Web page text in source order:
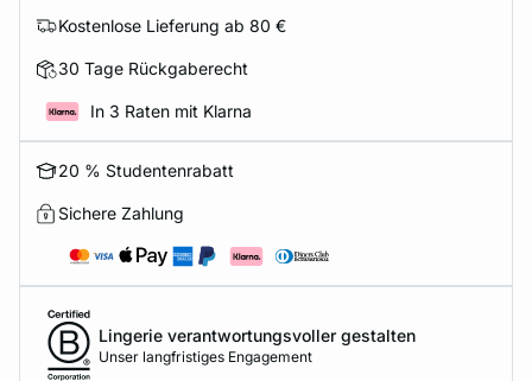
Kostenlose Lieferung ab 80 €
30 Tage Rückgaberecht
In 3 Raten mit Klarna
20 % Studentenrabatt
Sichere Zahlung
Lingerie verantwortungsvoller gestalten
Unser langfristiges Engagement